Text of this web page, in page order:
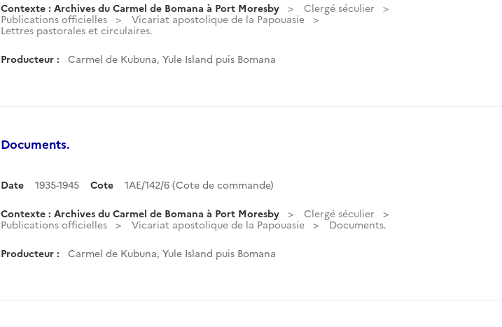
Contexte : Archives du Carmel de Bomana à Port Moresby
Clergé séculier
Publications officielles
Vicariat apostolique de la Papouasie
Lettres pastorales et circulaires.
Producteur : Carmel de Kubuna, Yule Island puis Bomana
Documents.
Date 1935-1945 Cote 1AE/142/6 (Cote de commande)
Contexte : Archives du Carmel de Bomana à Port Moresby
Clergé séculier
Publications officielles
Vicariat apostolique de la Papouasie Documents.
Producteur : Carmel de Kubuna, Yule Island puis Bomana